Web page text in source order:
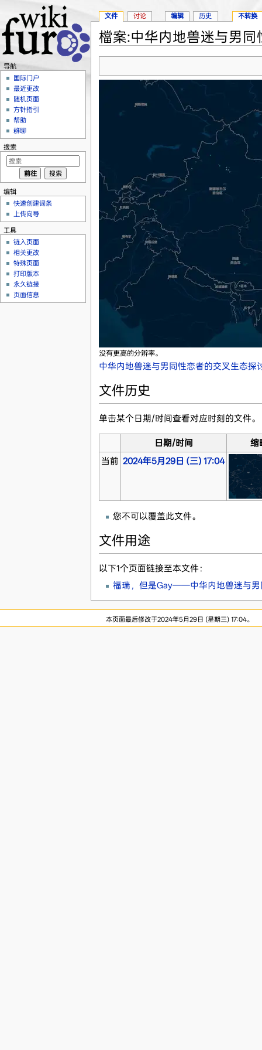
檔案:中华内地兽迷与男
没有更高的分辨率。
中华内地兽迷与男同性恋者的交叉生态探
文件历史
单击某个日期/时间查看对应时刻的文件。
日期/时间
缩
当前 2024年5月29日 (三) 17:04
您不可以覆盖此文件。
文件用途
以下1个页面链接至本文件：
福瑞，但是Gay——中华内地兽迷与男
文件 讨论 编辑 历史 不转换
导航
国际门户
最近更改
随机页面
方针指引
帮助
群聊
搜索
编辑
快速创建词条
上传向导
工具
链入页面
相关更改
特殊页面
打印版本
永久链接
页面信息
本页面最后修改于2024年5月29日 (星期三) 17:04。